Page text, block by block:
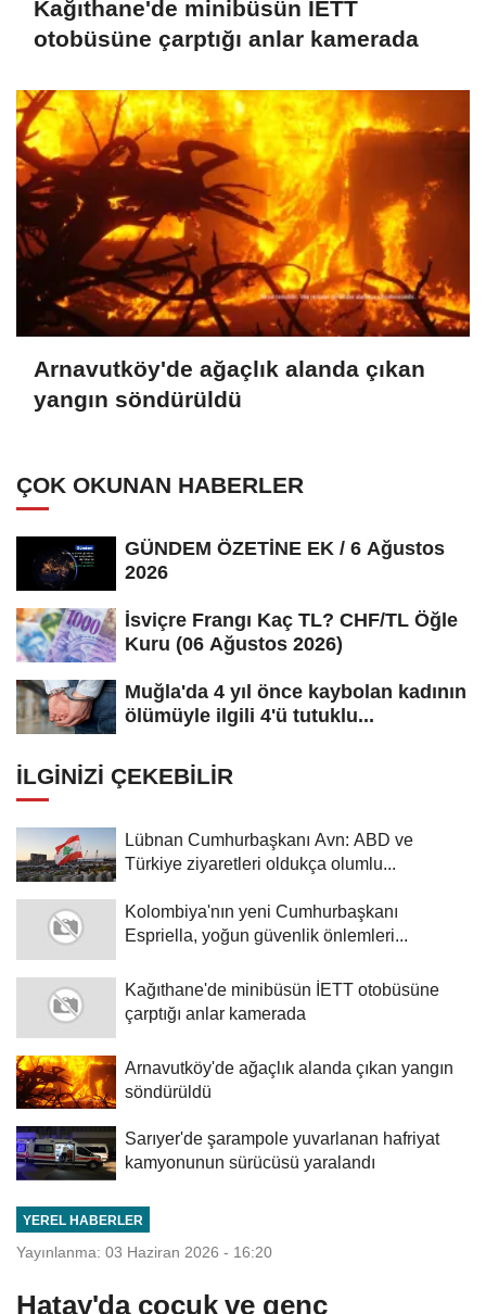
Kağıthane'de minibüsün İETT
otobüsüne çarptığı anlar kamerada
Arnavutköy'de ağaçlık alanda çıkan
yangın söndürüldü
ÇOK OKUNAN HABERLER
GÜNDEM ÖZETİNE EK / 6 Ağustos
2026
İsviçre Frangı Kaç TL? CHF/TL Öğle
Kuru (06 Ağustos 2026)
Muğla'da 4 yıl önce kaybolan kadının
ölümüyle ilgili 4'ü tutuklu...
İLGINIZI ÇEKEBILIR
Lübnan Cumhurbaşkanı Avn: ABD ve
Türkiye ziyaretleri oldukça olumlu...
Kolombiya'nın yeni Cumhurbaşkanı
Espriella, yoğun güvenlik önlemleri...
Kağıthane'de minibüsün İETT otobüsüne
çarptığı anlar kamerada
Arnavutköy'de ağaçlık alanda çıkan yangın
söndürüldü
Sarıyer'de şarampole yuvarlanan hafriyat
kamyonunun sürücüsü yaralandı
YEREL HABERLER
Yayınlanma: 03 Haziran 2026 - 16:20
Hatay'da çocuk ve genç